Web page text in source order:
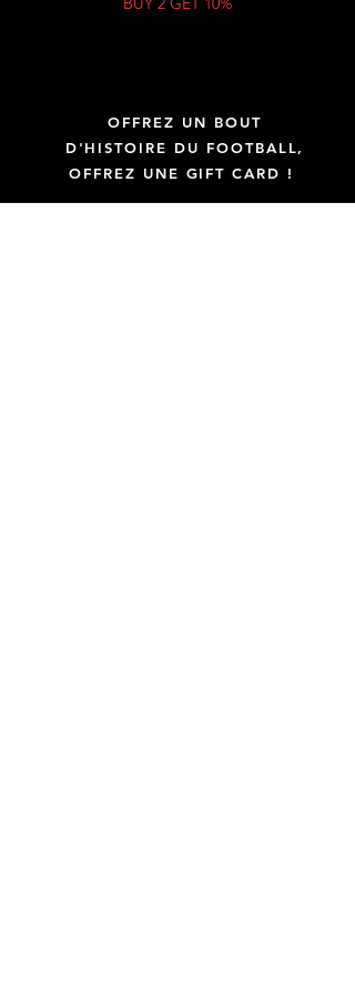
OFFREZ UN BOUT
D'HISTOIRE DU FOOTBALL,
OFFREZ UNE GIFT CARD !